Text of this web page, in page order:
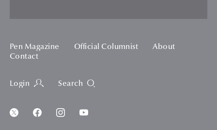
Pen Magazine Official Columnist
About
Contact
Login Search